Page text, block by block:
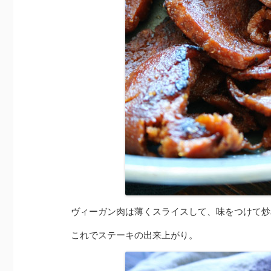
ヴィーガン肉は薄くスライスして、味をつけて
これでステーキの出来上がり。